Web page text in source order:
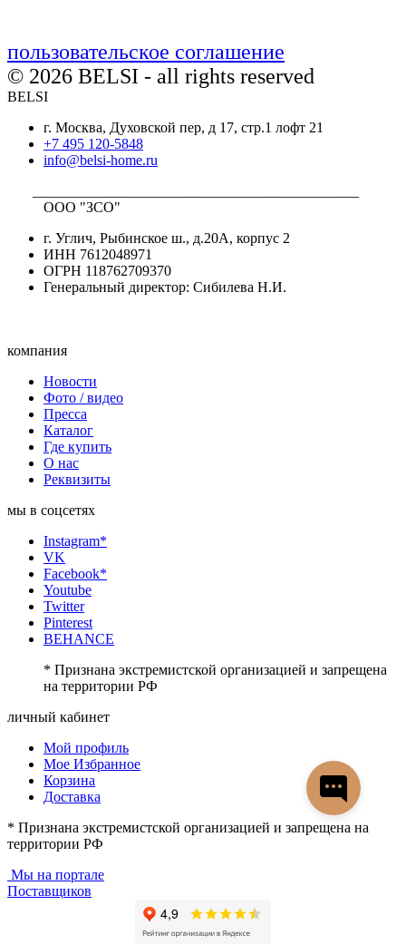
пользовательское соглашение
© 2026 BELSI - all rights reserved
BELSI
г. Москва, Духовской пер, д 17, стр.1 лофт 21
+7 495 120-5848
info@belsi-home.ru
ООО "ЗСО"
г. Углич, Рыбинское ш., д.20А, корпус 2
ИНН 7612048971
ОГРН 118762709370
Генеральный директор: Сибилева Н.И.
компания
Новости
Фото / видео
Пресса
Каталог
Где купить
О нас
Реквизиты
мы в соцсетях
Instagram*
VK
Facebook*
Youtube
Twitter
Pinterest
BEHANCE
* Признана экстремистской организацией и запрещена
на территории РФ
личный кабинет
Мой профиль
Мое Избранное
Корзина
Доставка
* Признана экстремистской организацией и запрещена на
территории РФ
Мы на портале
Поставщиков